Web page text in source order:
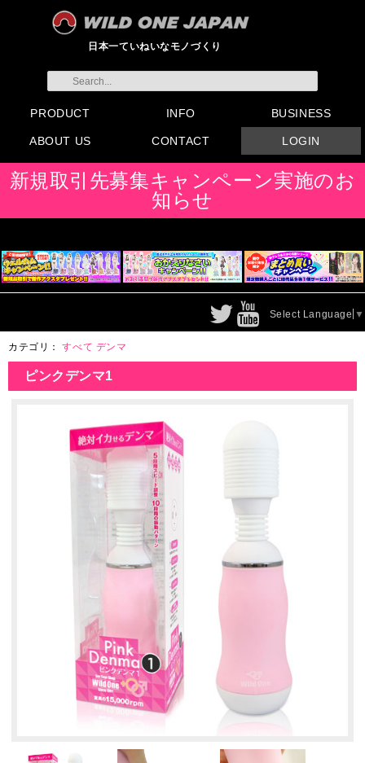
日本一ていねいなモノづくり
PRODUCT
すべてのグッズ
新製品
発売前製品
デンマ
ニップルドーム他
ローター
バイブ
オナホール
ラブドール
サポート
矯正リング
ローション
ラブサプリ
ディルド
アナル
SMグッズ
日本製グッズ
その他グッズ
INFO
製品情報
お知らせ
イベント・展示会
メディア掲載
BUSINESS
会員登録
注文方法・卸売りについ
FAX注文書
カタログ
販促物配布
代理店契約について
ABOUT US
会社概要
よくある質問
取り扱い店リスト
CONTACT
お問い合わせ
付属品販売(一般のお客様
向け)
アイディア募集
LOGIN
新規取引先募集キャンペーン実施のお
知らせ
Select Language ▼
カテゴリ：すべて デンマ
ピンクデンマ1